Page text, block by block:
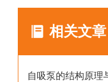
相关文章